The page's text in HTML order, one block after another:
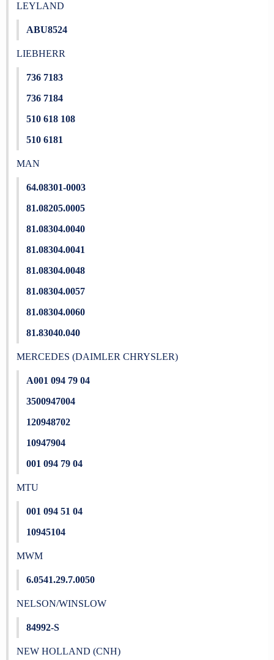
LEYLAND
ABU8524
LIEBHERR
736 7183
736 7184
510 618 108
510 6181
MAN
64.08301-0003
81.08205.0005
81.08304.0040
81.08304.0041
81.08304.0048
81.08304.0057
81.08304.0060
81.83040.040
MERCEDES (DAIMLER CHRYSLER)
A001 094 79 04
3500947004
120948702
10947904
001 094 79 04
MTU
001 094 51 04
10945104
MWM
6.0541.29.7.0050
NELSON/WINSLOW
84992-S
NEW HOLLAND (CNH)